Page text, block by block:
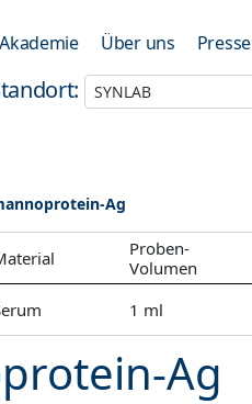
Akademie Über uns Presse
Ag
Proben-
Volumen
1 ml
Ag